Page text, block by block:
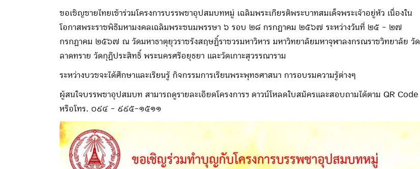
ขอเชิญชายไทยเข้าร่วมโครงการบรรพชาอุปสมบทหมู่ เฉลิมพระเกียรติพระบาทสมเด็จพระเจ้าอยู่หัว เนื่องใน
โอกาสพระราชพิธีมหามงคลเฉลิมพระชนมพรรษา ๖ รอบ ๒๘ กรกฎาคม ๒๕๖๗ ระหว่างวันที่ ๒๕ - ๒๗
กรกฎาคม ๒๕๖๗ ณ วัดมหาธาตุยุวราชรังสฤษฎิ์ราชวรมหาวิหาร มหาวิทยาลัยมหาจุฬาลงกรณราชวิทยาลัย วัด
ลาดทราย วัดกุฎีประสิทธิ์ พระนครศรีอยุธยา และวัดเกาะสุวรรณาราม
ระหว่างบวชจะได้ศึกษาและเรียนรู้ กิจกรรมการเรียนพระพุทธศาสนา การอบรมความรู้ต่างๆ
ผู้สนใจบรรพชาอุปสมบท สามารถดูรายละเอียดโครงการฯ ดาวน์โหลดใบสมัครและสอบถามได้ตาม QR Code
หรือโทร. ๐๙๔ - ๙๙๕-๑๕๑๑